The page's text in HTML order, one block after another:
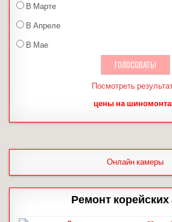
В Марте
В Апреле
В Мае
Посмотреть
цены на
Онлайн камеры
Ремонт корейских